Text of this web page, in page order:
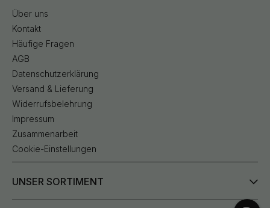
Über uns
Kontakt
Häufige Fragen
AGB
Datenschutzerklärung
Versand & Lieferung
Widerrufsbelehrung
Impressum
Zusammenarbeit
Cookie-Einstellungen
UNSER SORTIMENT